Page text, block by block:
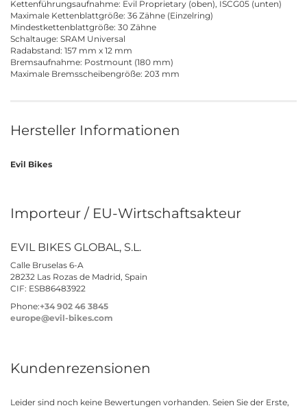
Kettenführungsaufnahme: Evil Proprietary (oben), ISCG05 (unten)
Maximale Kettenblattgröße: 36 Zähne (Einzelring)
Mindestkettenblattgröße: 30 Zähne
Schaltauge: SRAM Universal
Radabstand: 157 mm x 12 mm
Bremsaufnahme: Postmount (180 mm)
Maximale Bremsscheibengröße: 203 mm
Hersteller Informationen
Evil Bikes
Importeur / EU-Wirtschaftsakteur
EVIL BIKES GLOBAL, S.L.
Calle Bruselas 6-A
28232 Las Rozas de Madrid, Spain
CIF: ESB86483922
Phone:+34 902 46 3845
europe@evil-bikes.com
Kundenrezensionen
Leider sind noch keine Bewertungen vorhanden. Seien Sie der Erste,